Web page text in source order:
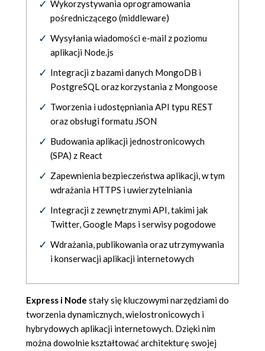
Wykorzystywania oprogramowania
pośredniczącego (middleware)
Wysyłania wiadomości e-mail z poziomu
aplikacji Node.js
Integracji z bazami danych MongoDB i
PostgreSQL oraz korzystania z Mongoose
Tworzenia i udostępniania API typu REST
oraz obsługi formatu JSON
Budowania aplikacji jednostronicowych
(SPA) z React
Zapewnienia bezpieczeństwa aplikacji, w tym
wdrażania HTTPS i uwierzytelniania
Integracji z zewnętrznymi API, takimi jak
Twitter, Google Maps i serwisy pogodowe
Wdrażania, publikowania oraz utrzymywania
i konserwacji aplikacji internetowych
Express i Node stały się kluczowymi narzędziami do
tworzenia dynamicznych, wielostronicowych i
hybrydowych aplikacji internetowych. Dzięki nim
można dowolnie kształtować architekturę swojej